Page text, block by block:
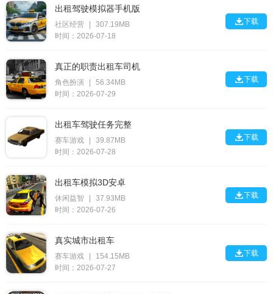
出租驾驶模拟器手机版
社区经营
307.19MB
时间：2026-07-18
下载
真正的职责出租车司机
角色扮演
56.34MB
时间：2026-07-29
下载
出租车驾驶任务完整
赛车游戏
39.87MB
时间：2026-07-28
下载
出租车模拟3D安卓
休闲益智
37.93MB
时间：2026-07-26
下载
真实城市出租车
赛车游戏
154.15MB
时间：2026-07-27
下载